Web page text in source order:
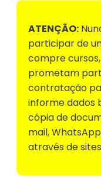
ATENÇÃO:
participar de
compre
prometam
contratação
informe dados
cópia de
mail,
através de